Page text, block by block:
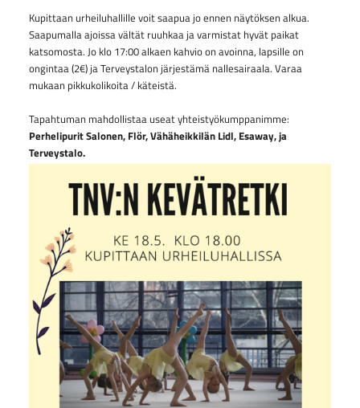
Kupittaan urheiluhallille voit saapua jo ennen näytöksen alkua.
Saapumalla ajoissa vältät ruuhkaa ja varmistat hyvät paikat
katsomosta. Jo klo 17:00 alkaen kahvio on avoinna, lapsille on
ongintaa (2€) ja Terveystalon järjestämä nallesairaala. Varaa
mukaan pikkukolikoita / käteistä.
Tapahtuman mahdollistaa useat yhteistyökumppanimme:
Perhelipurit Salonen, Flör, Vähäheikkilän Lidl, Esaway, ja
Terveystalo.